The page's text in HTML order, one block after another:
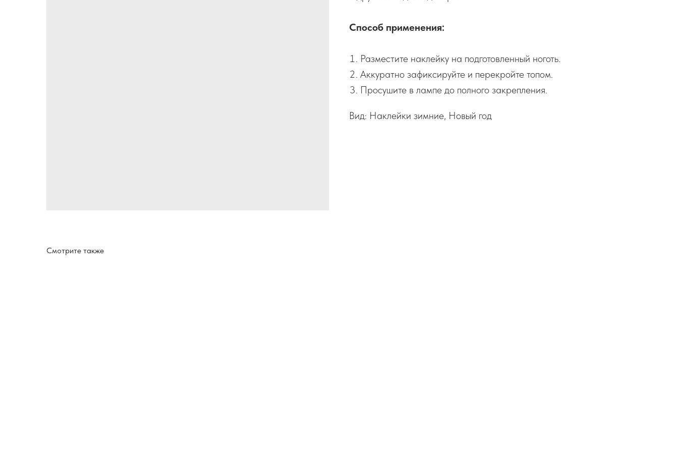
Способ применения:
Разместите наклейку на подготовленный ноготь.
Аккуратно зафиксируйте и перекройте топом.
Просушите в лампе до полного закрепления.
Вид: Наклейки зимние, Новый год
Смотрите также